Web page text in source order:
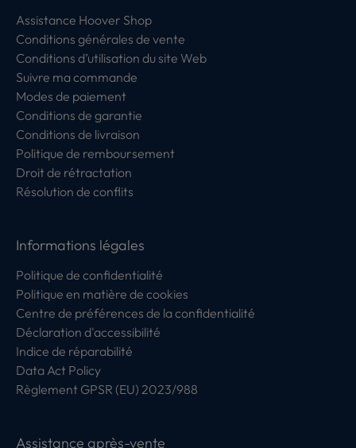
Assistance Hoover Shop
Conditions générales de vente
Conditions d’utilisation du site Web
Suivre ma commande
Modes de paiement
Conditions de garantie
Conditions de livraison
Politique de remboursement
Droit de rétractation
Résolution de conflits
Informations légales
Politique de confidentialité
Politique en matière de cookies
Centre de préférences de la confidentialité
Déclaration d'accessibilité
Indice de réparabilité
Data Act Policy
Règlement GPSR (EU) 2023/988
Assistance après-vente